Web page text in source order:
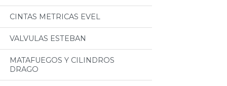
CINTAS METRICAS EVEL
VALVULAS ESTEBAN
MATAFUEGOS Y CILINDROS
DRAGO